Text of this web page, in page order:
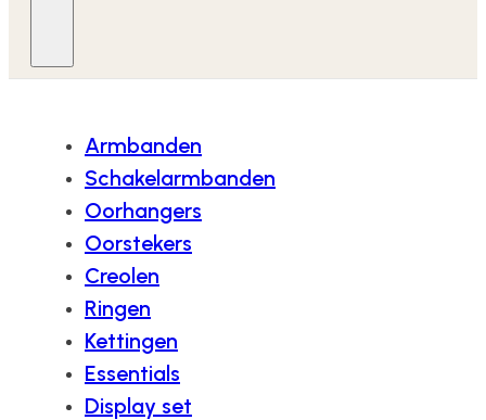
Armbanden
Schakelarmbanden
Oorhangers
Oorstekers
Creolen
Ringen
Kettingen
Essentials
Display set